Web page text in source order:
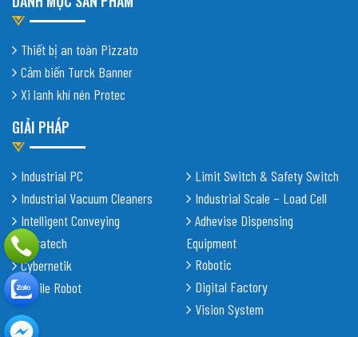
Thiết bị an toàn Pizzato
Cảm biến Turck Banner
Xi lanh khí nén Protec
GIẢI PHÁP
Industrial PC
Industrial Vacuum Cleaners
Intelligent Conveying
Shiratech
Cybernetik
Mobile Robot
Limit Switch & Safety Switch
Industrial Scale – Load Cell
Adhevise Dispensing
Equipment
Robotic
Digital Factory
Vision System